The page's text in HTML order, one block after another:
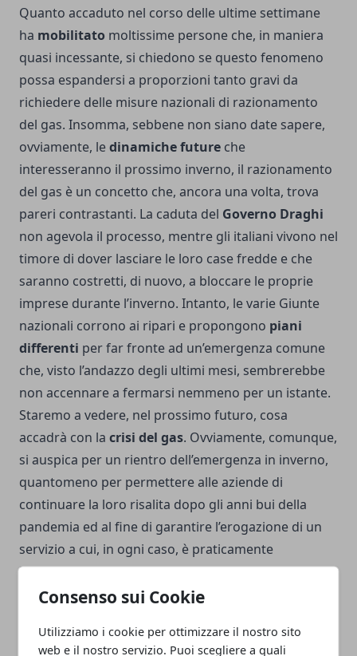
Consenso sui Cookie
Utilizziamo i cookie per ottimizzare il nostro sito
web e il nostro servizio. Puoi scegliere a quali
Quanto accaduto nel corso delle ultime settimane
ha mobilitato moltissime persone che, in maniera
quasi incessante, si chiedono se questo fenomeno
possa espandersi a proporzioni tanto gravi da
richiedere delle misure nazionali di razionamento
del gas. Insomma, sebbene non siano date sapere,
ovviamente, ledinamiche future che
interesseranno il prossimo inverno, il razionamento
del gas è un concetto che, ancora una volta, trova
pareri contrastanti. La caduta del Governo Draghi
non agevola il processo, mentre gli italiani vivono nel
timore di dover lasciare le loro case fredde e che
saranno costretti, di nuovo, a bloccare le proprie
imprese durante l’inverno. Intanto, le varie Giunte
nazionali corrono ai ripari e propongono piani
differenti per far fronte ad un’emergenza comune
che, visto l’andazzo degli ultimi mesi, sembrerebbe
non accennare a fermarsi nemmeno per un istante.
Staremo a vedere, nel prossimo futuro, cosa
accadrà con la crisi del gas. Ovviamente, comunque,
si auspica per un rientro dell’emergenza in inverno,
quantomeno per permettere alle aziende di
continuare la loro risalita dopo gli anni bui della
pandemia ed al fine di garantire l’erogazione di un
servizio a cui, in ogni caso, è praticamente
impossibile fare a meno, soprattutto durante
l’inverno e con l’arrivo dei mesi più freddi.